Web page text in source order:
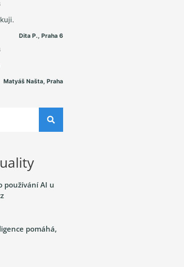
Dita P., Praha 6
Matyáš Našta, Praha
používání AI u
pomáhá,